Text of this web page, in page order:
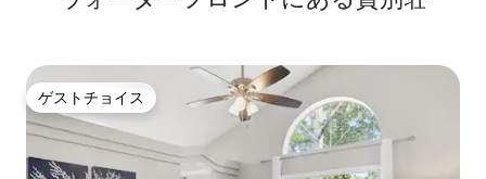
ゲストチョイス
ゲストチョイス